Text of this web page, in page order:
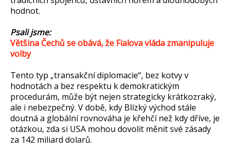
hodnot.
Psali jsme:
Většina Čechů se obává, že Fialova vláda zmanipuluje
volby
Tento typ „transakční diplomacie“, bez kotvy v
hodnotách a bez respektu k demokratickým
procedurám, může být nejen strategicky krátkozraký,
ale i nebezpečný. V době, kdy Blízký východ stále
doutná a globální rovnováha je křehčí než kdy dříve, je
otázkou, zda si USA mohou dovolit měnit své zásady
za 142 miliard dolarů.